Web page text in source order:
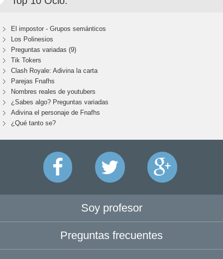
El impostor - Grupos semánticos
Los Polinesios
Preguntas variadas (9)
Tik Tokers
Clash Royale: Adivina la carta
Parejas Fnafhs
Nombres reales de youtubers
¿Sabes algo? Preguntas variadas
Adivina el personaje de Fnafhs
¿Qué tanto se?
Soy profesor
Preguntas frecuentes